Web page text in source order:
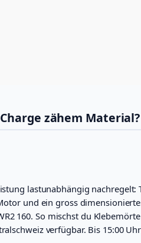
zähem Material?
lastunabhängig
und ein gross
160. So mischst du
verfügbar. Bis 15:00